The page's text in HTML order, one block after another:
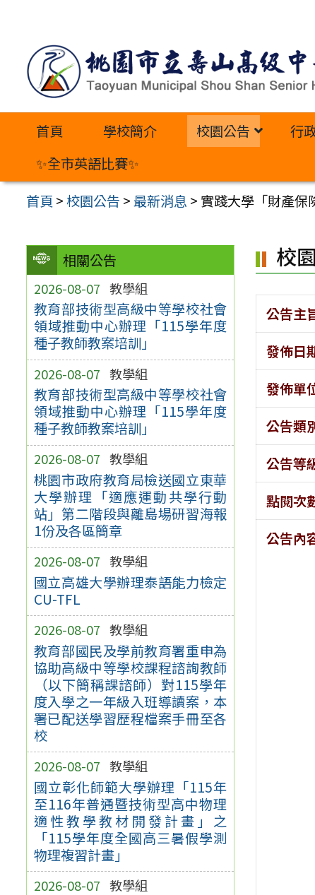
內
首頁 學校簡介 校園公告 行
✨全市英語比賽✨
首頁 >校園公告 >最新消息 > 實踐大學「財產保
相關公告
2026-08-07 教學組
教育部技術型高級中等學校社會
領域推動中心辦理「115學年度
種子教師教案培訓」
2026-08-07 教學組
教育部技術型高級中等學校社會
領域推動中心辦理「115學年度
種子教師教案培訓」
2026-08-07 教學組
桃園市政府教育局檢送國立東華
大學辦理「適應運動共學行動
站」第二階段與離島場研習海報
1份及各區簡章
2026-08-07 教學組
國立高雄大學辦理泰語能力檢定
CU-TFL
2026-08-07 教學組
教育部國民及學前教育署重申為
協助高級中等學校課程諮詢教師
（以下簡稱課諮師）對115學年
度入學之一年級入班導讀案，本
署已配送學習歷程檔案手冊至各
校
2026-08-07 教學組
國立彰化師範大學辦理「115年
至116年普通暨技術型高中物理
適性教學教材開發計畫」之
「115學年度全國高三暑假學測
物理複習計畫」
2026-08-07 教學組
校
公告主
發佈日
發佈單
公告類
公告等
點閱次
公告內